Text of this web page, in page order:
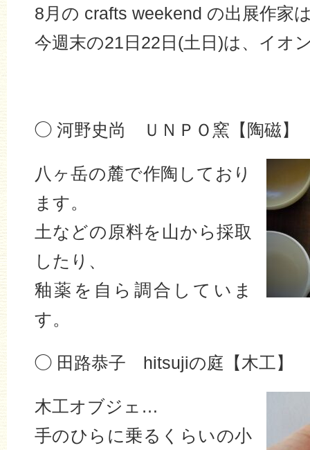
8月の crafts weekend の出展作家
今週末の21日22日(土日)は、イオ
◯ 河野史尚 ＵＮＰＯ窯【陶磁】
八ヶ岳の麓で作陶しており
ます。
土などの原料を山から採取
したり、
釉薬を自ら調合していま
す。
◯ 田路恭子 hitsujiの庭【木工】
木工オブジェ…
手のひらに乗るくらいの小